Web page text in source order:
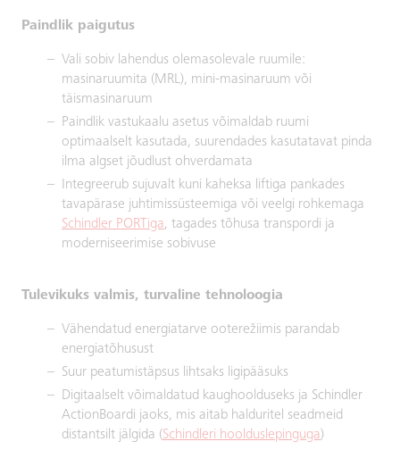
Paindlik paigutus
Vali sobiv lahendus olemasolevale ruumile:
masinaruumita (MRL), mini-masinaruum või
täismasinaruum
Paindlik vastukaalu asetus võimaldab ruumi
optimaalselt kasutada, suurendades kasutatavat pinda
ilma algset jõudlust ohverdamata
Integreerub sujuvalt kuni kaheksa liftiga pankades
tavapärase juhtimissüsteemiga või veelgi rohkemaga
Schindler PORTiga, tagades tõhusa transpordi ja
moderniseerimise sobivuse
Tulevikuks valmis, turvaline tehnoloogia
Vähendatud energiatarve ooterežiimis parandab
energiatõhusust
Suur peatumistäpsus lihtsaks ligipääsuks
Digitaalselt võimaldatud kaughoolduseks ja Schindler
ActionBoardi jaoks, mis aitab halduritel seadmeid
distantsilt jälgida (Schindleri hoolduslepinguga)